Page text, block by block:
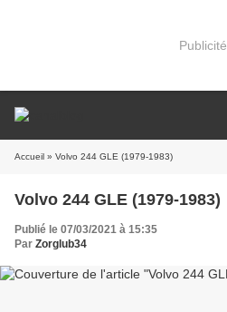
Publicité
Accueil » Volvo 244 GLE (1979-1983)
Volvo 244 GLE (1979-1983)
Publié le 07/03/2021 à 15:35
Par Zorglub34